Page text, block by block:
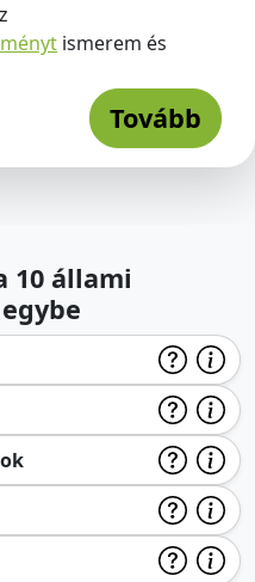
ismerem és
Tovább
10 állami